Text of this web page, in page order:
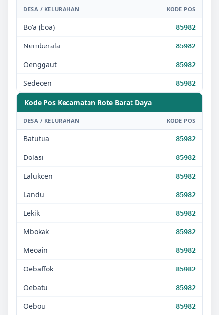
DESA / KELURAHAN KODE POS
Bo'a (boa) 85982
Nemberala 85982
Oenggaut 85982
Sedeoen 85982
Kode Pos Kecamatan Rote Barat Daya
DESA / KELURAHAN KODE POS
Batutua 85982
Dolasi 85982
Lalukoen 85982
Landu 85982
Lekik 85982
Mbokak 85982
Meoain 85982
Oebaffok 85982
Oebatu 85982
Oebou 85982